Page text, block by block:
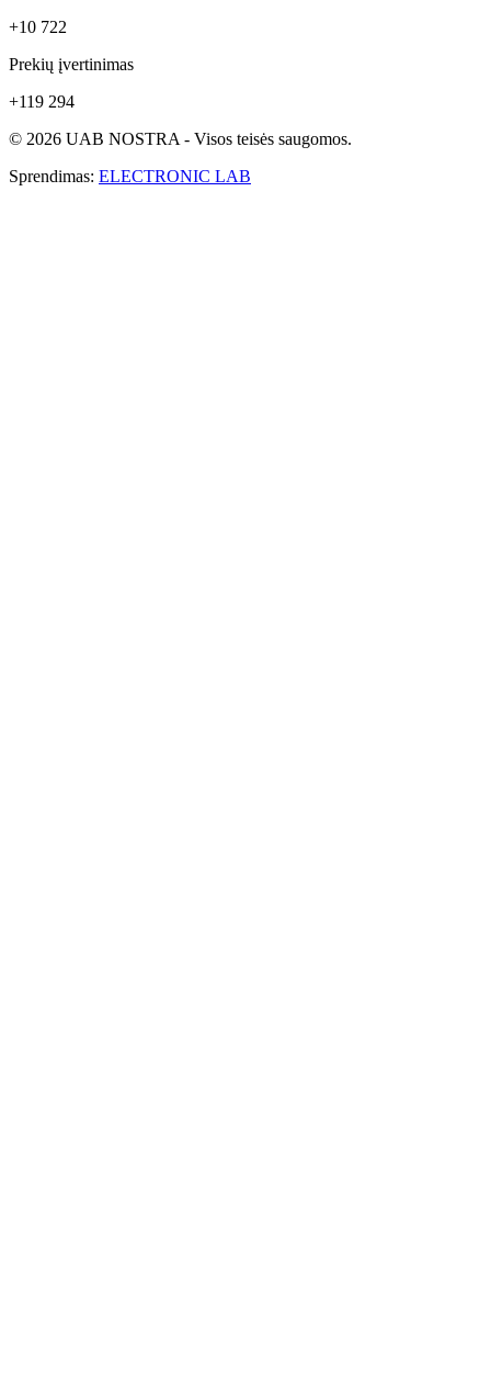
+10 722
Prekių įvertinimas
+119 294
© 2026 UAB NOSTRA - Visos teisės saugomos.
Sprendimas: ELECTRONIC LAB